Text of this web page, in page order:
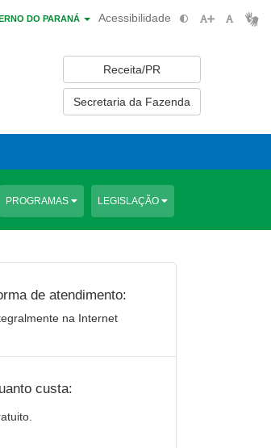
DO PARANÁ Acessibilidade
Receita/PR
Secretaria da Fazenda
PROGRAMAS LEGISLAÇÃO
de atendimento:
na Internet
custa: